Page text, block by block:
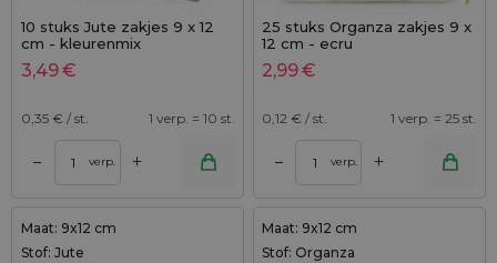
10 stuks Jute zakjes 9 x 12
cm - kleurenmix
3,49€
0,35 € / st. 1 verp. = 10 st.
– verp. +
25 stuks Organza zakjes 9 x
12 cm - ecru
2,99€
0,12 € / st. 1 verp. = 25 st.
– verp. +
Maat: 9x12 cm
Stof: Jute
Maat: 9x12 cm
Stof: Organza